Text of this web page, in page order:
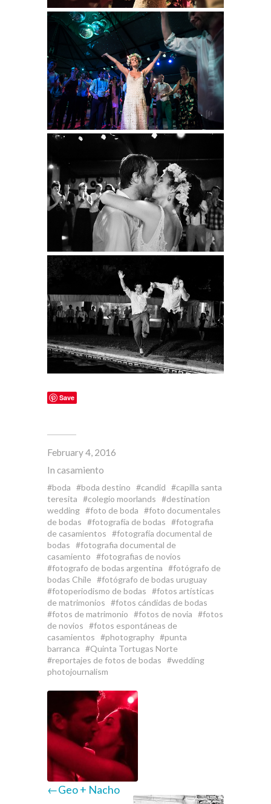
Save
February 4, 2016
In casamiento
boda boda destino candid
capilla santa
teresita
colegio moorlands
destination
wedding
foto de boda
foto documentales
de bodas
fotografía de bodas
fotografia
de casamientos
fotografía documental de
bodas
fotografia documental de
casamiento
fotografias de novios
fotografo de bodas argentina
fotógrafo de
bodas Chile
fotógrafo de bodas uruguay
fotoperiodismo de bodas
fotos artísticas
de matrimonios
fotos cándidas de bodas
fotos de matrimonio
fotos de novia
fotos
de novios
fotos espontáneas de
casamientos
photography
punta
barranca
Quinta Tortugas Norte
reportajes de fotos de bodas
wedding
photojournalism
←Geo + Nacho